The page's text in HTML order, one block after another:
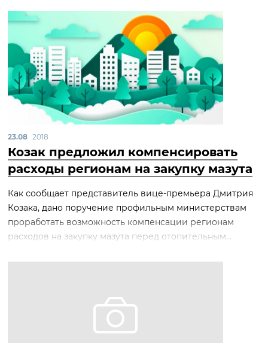
23.08 2018
Козак предложил компенсировать
расходы регионам на закупку мазута
Как сообщает представитель вице-премьера Дмитрия
Козака, дано поручение профильным министерствам
проработать возможность компенсации регионам
расходов на закупку мазута перед отопительным...